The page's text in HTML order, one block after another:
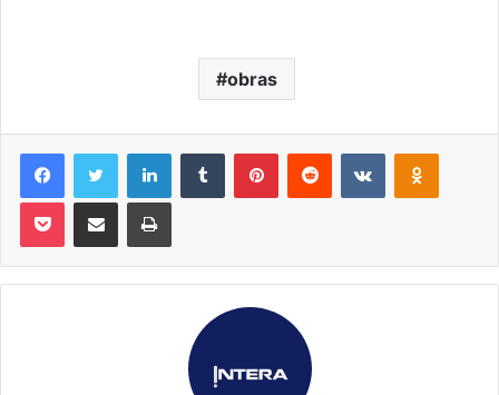
obras
FacebookTwitter LinkedinTumblr PinterestReddit VK OK
Pocket Compartilhar via e-mail Imprimir